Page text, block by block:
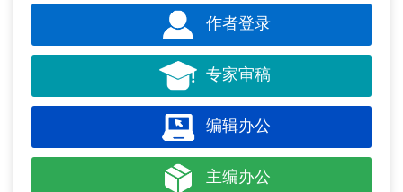
作者登录
专家审稿
编辑办公
主编办公